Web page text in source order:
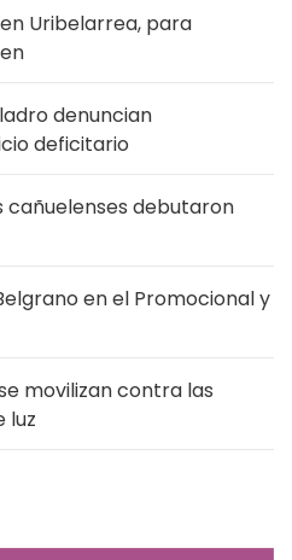
Uribelarrea, para
denuncian
deficitario
cañuelenses debutaron
en el Promocional y
movilizan contra las
luz